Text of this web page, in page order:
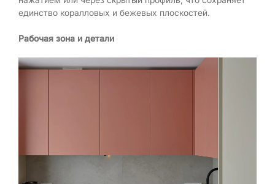
единство коралловых и бежевых плоскостей.
Рабочая зона и детали